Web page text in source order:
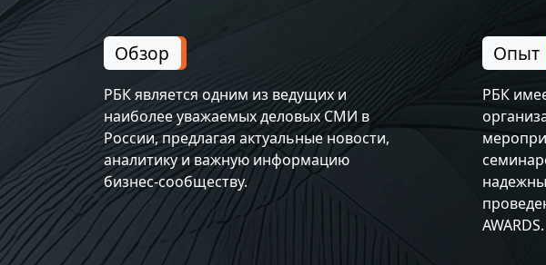
Обзор
РБК является одним из ведущих и
наиболее уважаемых деловых СМИ в
России, предлагая актуальные новости,
аналитику и важную информацию
бизнес-сообществу.
Опыт
РБК
AWARDS.